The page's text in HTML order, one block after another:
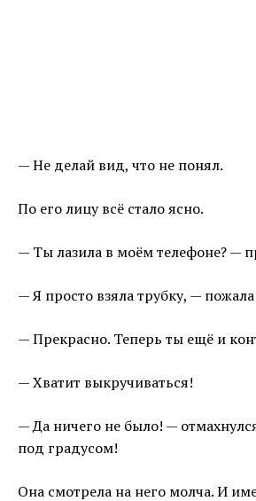
— Не делай вид, что не понял.
По его лицу всё стало ясно.
— Ты лазила в моём телефоне? —
— Я просто взяла трубку, —
— Прекрасно. Теперь ты ещё и
— Хватит выкручиваться!
— Да ничего не было! —
под градусом!
Она смотрела на него молча. И